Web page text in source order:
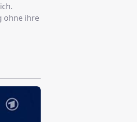
ohne ihre